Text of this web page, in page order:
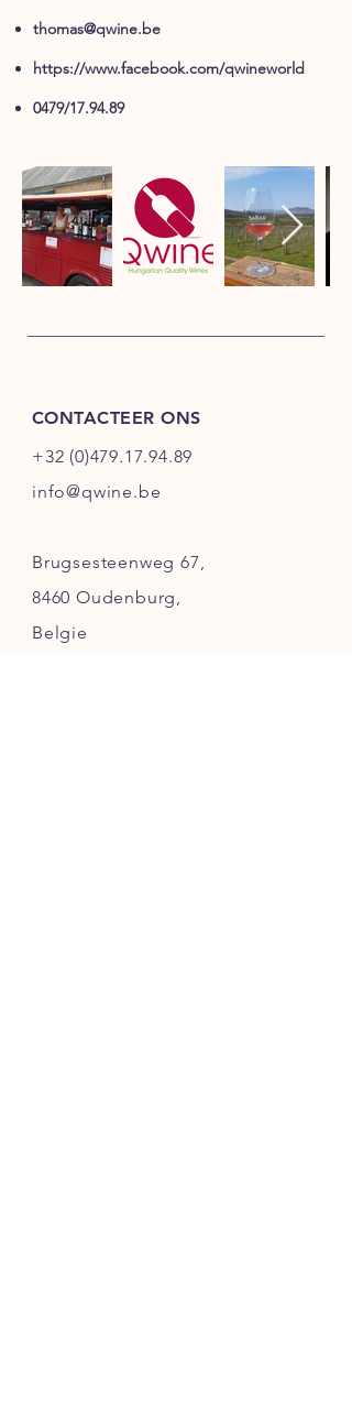
thomas@qwine.be
https://www.facebook.com/qwineworld
0479/17.94.89
CONTACTEER ONS
+32 (0)479.17.94.89
info@qwine.be
Brugsesteenweg 67,
8460 Oudenburg,
Belgie